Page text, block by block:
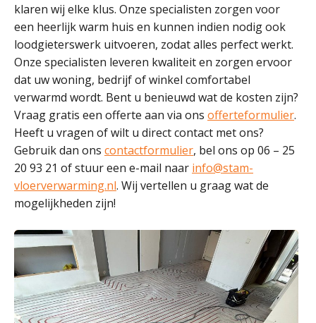
klaren wij elke klus. Onze specialisten zorgen voor
een heerlijk warm huis en kunnen indien nodig ook
loodgieterswerk uitvoeren, zodat alles perfect werkt.
Onze specialisten leveren kwaliteit en zorgen ervoor
dat uw woning, bedrijf of winkel comfortabel
verwarmd wordt. Bent u benieuwd wat de kosten zijn?
Vraag gratis een offerte aan via ons offerteformulier.
Heeft u vragen of wilt u direct contact met ons?
Gebruik dan ons contactformulier, bel ons op 06 – 25
20 93 21 of stuur een e-mail naar info@stam-
vloerverwarming.nl. Wij vertellen u graag wat de
mogelijkheden zijn!